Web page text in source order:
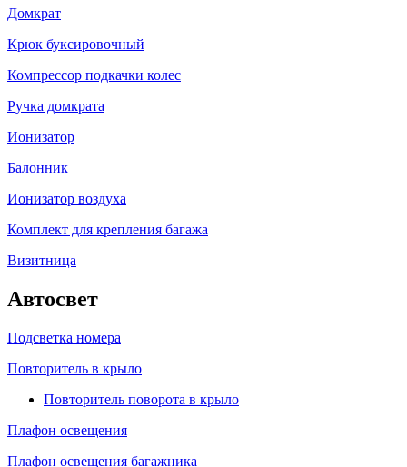
Домкрат
Крюк буксировочный
Компрессор подкачки колес
Ручка домкрата
Ионизатор
Балонник
Ионизатор воздуха
Комплект для крепления багажа
Визитница
Автосвет
Подсветка номера
Повторитель в крыло
Повторитель поворота в крыло
Плафон освещения
Плафон освещения багажника